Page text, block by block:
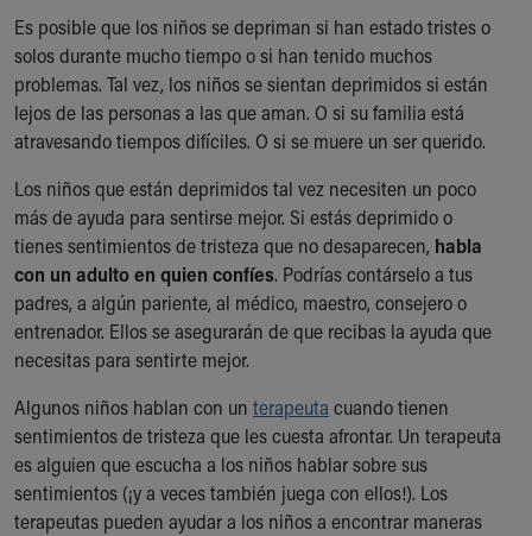
Es posible que los niños se depriman si han estado tristes o
solos durante mucho tiempo o si han tenido muchos
problemas. Tal vez, los niños se sientan deprimidos si están
lejos de las personas a las que aman. O si su familia está
atravesando tiempos difíciles. O si se muere un ser querido.
Los niños que están deprimidos tal vez necesiten un poco
más de ayuda para sentirse mejor. Si estás deprimido o
tienes sentimientos de tristeza que no desaparecen, habla
con un adulto en quien confíes. Podrías contárselo a tus
padres, a algún pariente, al médico, maestro, consejero o
entrenador. Ellos se asegurarán de que recibas la ayuda que
necesitas para sentirte mejor.
Algunos niños hablan con un terapeuta cuando tienen
sentimientos de tristeza que les cuesta afrontar. Un terapeuta
es alguien que escucha a los niños hablar sobre sus
sentimientos (¡y a veces también juega con ellos!). Los
terapeutas pueden ayudar a los niños a encontrar maneras